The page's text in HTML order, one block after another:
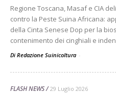
Regione Toscana, Masaf e CIA
contro la Peste Suina Africana:
della Cinta Senese Dop per la
contenimento dei cinghiali e
Di Redazione Suinicoltura -
FLASH NEWS 29 Luglio 2026